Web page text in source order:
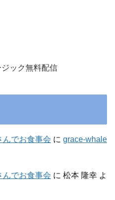
ック無料配信
でお食事会 に grace-whale
でお食事会 に 松本 隆幸 よ